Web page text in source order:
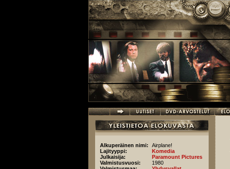
Alkuperäinen nimi:
Airplane!
Lajityyppi:
Komedia
Julkaisija:
Paramount Pictures
Valmistusvuosi:
1980